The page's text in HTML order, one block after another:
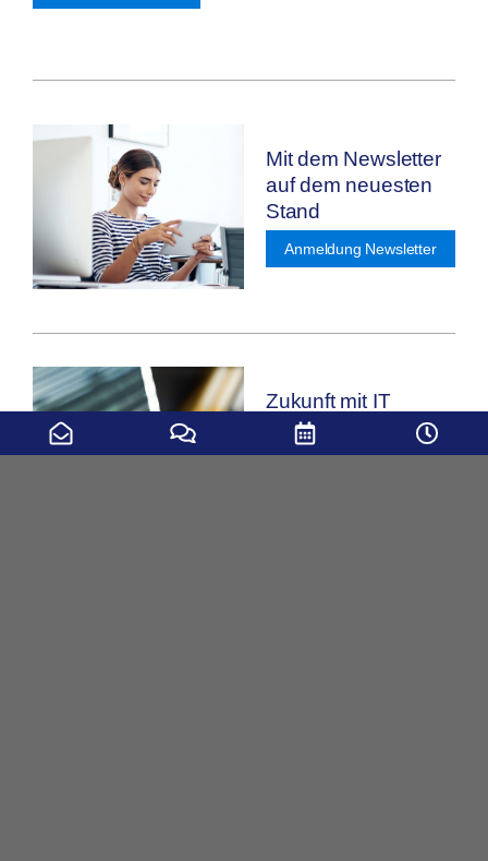
Mit dem Newsletter
auf dem neuesten
Stand
Anmeldung Newsletter
Zukunft mit IT
Unsere aktuellen
Stellenangebote